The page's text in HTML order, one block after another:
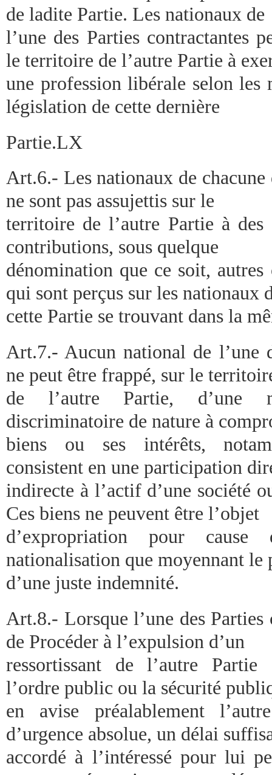
de ladite Partie. Les nationaux de
l’une des Parties contractantes
le territoire de l’autre Partie à
une profession libérale selon les
législation de cette dernière
Partie.LX
Art.6.- Les nationaux de chacune
ne sont pas assujettis sur le
territoire de l’autre Partie à
contributions, sous quelque
dénomination que ce soit,
qui sont perçus sur les nationaux
cette Partie se trouvant dans la
Art.7.- Aucun national de l’une
ne peut être frappé, sur le
de l’autre Partie, d’une
discriminatoire de nature à
biens ou ses intérêts,
consistent en une participation
indirecte à l’actif d’une société
Ces biens ne peuvent être l’objet
d’expropriation pour
nationalisation que moyennant le
d’une juste indemnité.
Art.8.- Lorsque l’une des Parties
de Procéder à l’expulsion d’un
ressortissant de l’autre
l’ordre public ou la sécurité
en avise préalablement
d’urgence absolue, un délai
accordé à l’intéressé pour lui